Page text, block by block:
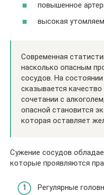
повышенное
высокая
Современная
насколько опасным
сосудов. На
сказывается
сочетании с
опасной становится
которая оставляет
Сужение сосудов
которые проявляются
Регулярные